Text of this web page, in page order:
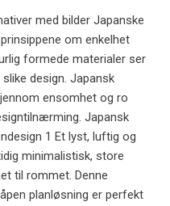
med bilder Japanske
om enkelhet
formede materialer ser
design. Japansk
ensomhet og ro
Japansk
1 Et lyst, luftig og
minimalistisk, store
til rommet. Denne
planløsning er perfekt